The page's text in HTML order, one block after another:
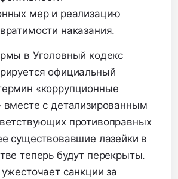
мер и реализацию
наказания.
в Уголовный кодекс
официальный
«коррупционные
вместе с детализированным
противоправных
существовавшие лазейки в
теперь будут перекрыты.
санкции за